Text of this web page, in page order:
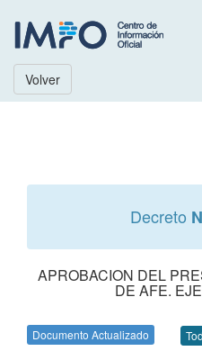
Volver
Decreto
APROBACION DEL
DE AFE.
Documento Actualizado